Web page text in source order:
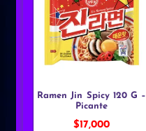
Ramen Jin Spicy 120 G –
Picante
$17,000